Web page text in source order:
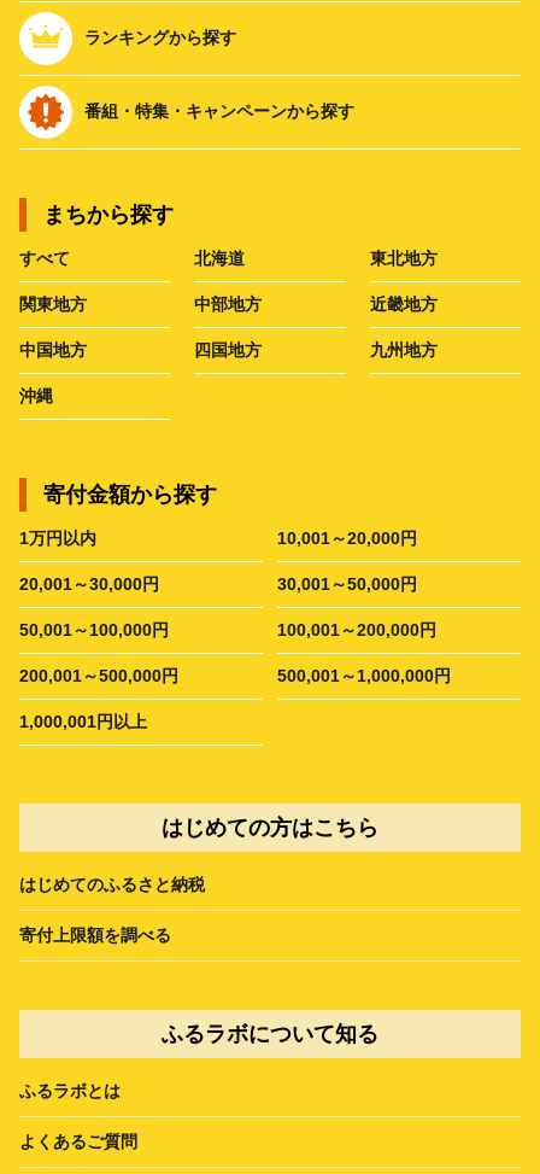
ランキングから探す
番組・特集・キャンペーンから探す
まちから探す
すべて 北海道 東北地方
関東地方 中部地方 近畿地方
中国地方 四国地方 九州地方
沖縄
寄付金額から探す
1万円以内 10,001～20,000円
20,001～30,000円 30,001～50,000円
50,001～100,000円 100,001～200,000円
200,001～500,000円 500,001～1,000,000円
1,000,001円以上
はじめての方はこちら
はじめてのふるさと納税
寄付上限額を調べる
ふるラボについて知る
ふるラボとは
よくあるご質問